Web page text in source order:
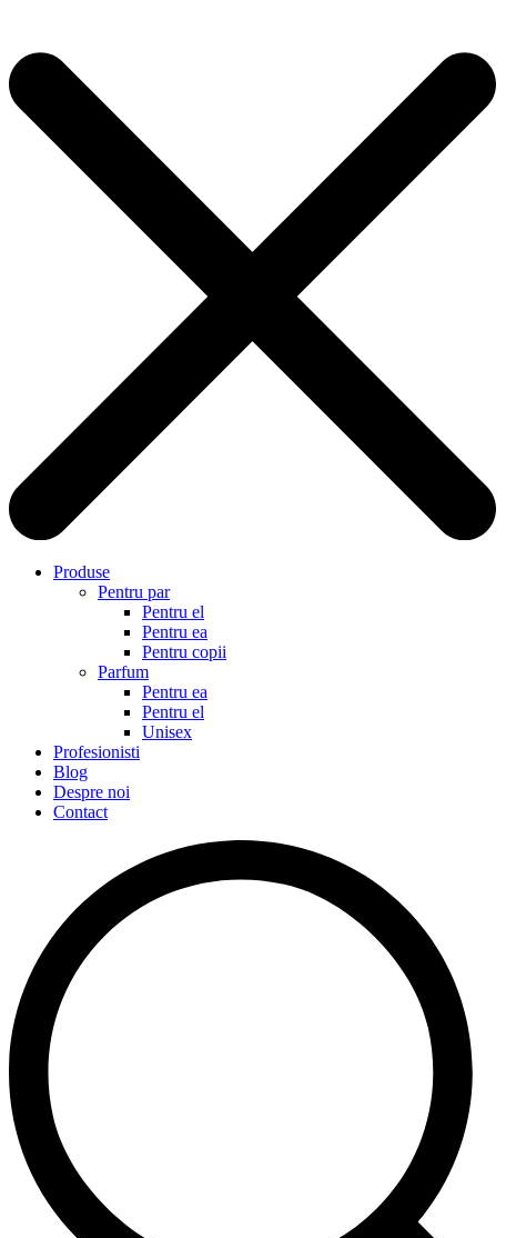
Produse
Pentru par
Pentru el
Pentru ea
Pentru copii
Parfum
Pentru ea
Pentru el
Unisex
Profesionisti
Blog
Despre noi
Contact